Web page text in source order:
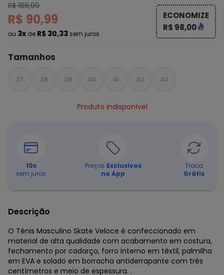
R$ 188,99
R$ 90,99
ou 3x de R$ 30,33 sem juros
ECONOMIZE
R$ 98,00
Tamanhos
37 38 39 40 41 42 43
Produto indisponível
10x
sem juros
Preços Exclusivos
no App
Troca
Grátis
Descrição
O Tênis Masculino Skate Veloce é confeccionado em
material de alta qualidade com acabamento em costura,
fechamento por cadarço, forro interno em têxtil, palmilha
em EVA e solado em borracha antiderrapante com três
centímetros e meio de espessura. .